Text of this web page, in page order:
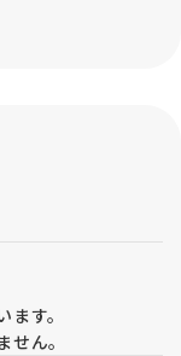
す。
ん。